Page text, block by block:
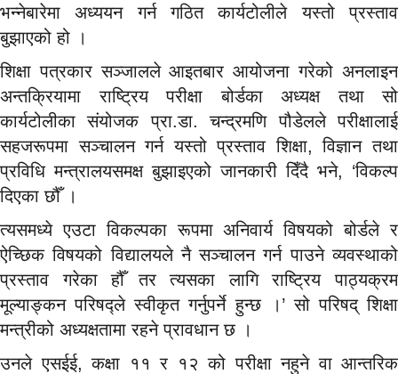
भन्नेबारेमा अध्ययन गर्न गठित कार्यटोलीले यस्तो प्रस्ताव
बुझाएको हो ।
शिक्षा पत्रकार सञ्जालले आइतबार आयोजना गरेको अनलाइन
अन्तक्रियामा राष्ट्रिय परीक्षा बोर्डका अध्यक्ष तथा सो
कार्यटोलीका संयोजक प्रा.डा. चन्द्रमणि पौडेलले परीक्षालाई
सहजरूपमा सञ्चालन गर्न यस्तो प्रस्ताव शिक्षा, विज्ञान तथा
प्रविधि मन्त्रालयसमक्ष बुझाइएको जानकारी दिँदै भने, ‘विकल्प
दिएका छौँ ।
त्यसमध्ये एउटा विकल्पका रूपमा अनिवार्य विषयको बोर्डले र
ऐच्छिक विषयको विद्यालयले नै सञ्चालन गर्न पाउने व्यवस्थाको
प्रस्ताव गरेका हौँ तर त्यसका लागि राष्ट्रिय पाठ्यक्रम
मूल्याङ्कन परिषद्ले स्वीकृत गर्नुपर्ने हुन्छ ।’ सो परिषद् शिक्षा
मन्त्रीको अध्यक्षतामा रहने प्रावधान छ ।
उनले एसईई, कक्षा ११ र १२ को परीक्षा नहुने वा आन्तरिक